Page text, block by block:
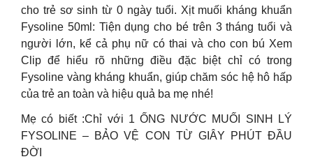
cho trẻ sơ sinh từ 0 ngày tuổi. Xịt muối kháng khuẩn
Fysoline 50ml: Tiện dụng cho bé trên 3 tháng tuổi và
người lớn, kể cả phụ nữ có thai và cho con bú Xem
Clip để hiểu rõ những điều đặc biệt chỉ có trong
Fysoline vàng kháng khuẩn, giúp chăm sóc hệ hô hấp
của trẻ an toàn và hiệu quả ba mẹ nhé!
Mẹ có biết :Chỉ với 1 ỐNG NƯỚC MUỐI SINH LÝ
FYSOLINE – BẢO VỆ CON TỪ GIÂY PHÚT ĐẦU
ĐỜI